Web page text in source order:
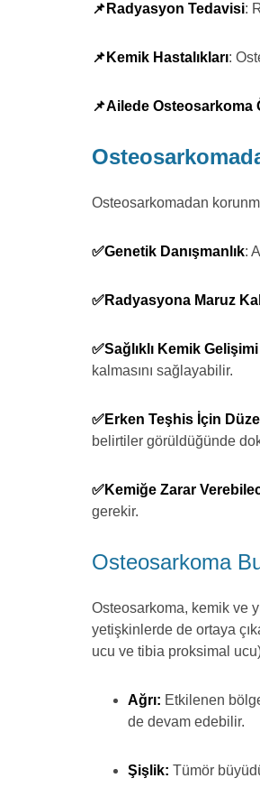
📌Radyasyon Tedavisi:
📌Kemik Hastalıkları:
📌Ailede Osteosarkoma
Osteosarkomadan
✅Genetik Danışmanlık:
✅Radyasyona Maruz
✅Sağlıklı Kemik
kalmasını sağlayabilir.
✅Erken Teşhis İçin
belirtiler görüldüğünde
✅Kemiğe Zarar
gerekir.
Osteosarkoma
Osteosarkoma, kemik ve
yetişkinlerde de ortaya
ucu ve tibia proksimal
Ağrı: Etkilenen
de devam edebilir.
Şişlik: Tümör